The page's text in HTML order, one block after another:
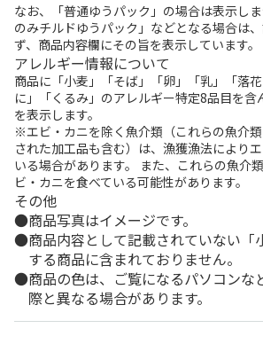
なお、「普通ゆうパック」の場合は表示し
のみチルドゆうパック」などとなる場合は
ず、商品内容欄にその旨を表示しています。
アレルギー情報について
商品に「小麦」「そば」「卵」「乳」「落
に」「くるみ」のアレルギー特定8品目を含
を表示します。
※エビ・カニを除く魚介類（これらの魚介
された加工品も含む）は、漁獲漁法により
いる場合があります。 また、これらの魚介
ビ・カニを食べている可能性があります。
その他
商品写真はイメージです。
商品内容として記載されていない「
する商品に含まれておりません。
商品の色は、ご覧になるパソコンな
際と異なる場合があります。